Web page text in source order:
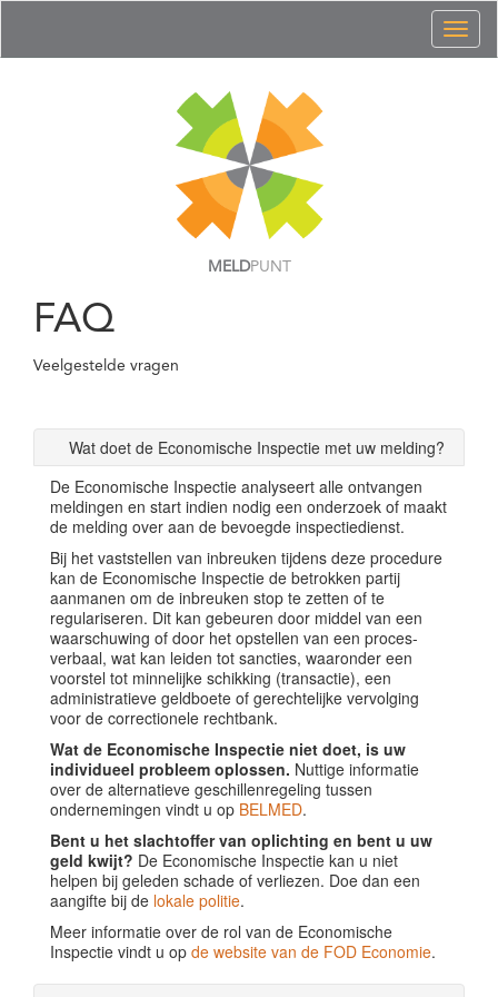
MELDPUNT
FAQ
Veelgestelde vragen
Wat doet de Economische Inspectie met uw melding?
De Economische Inspectie analyseert alle ontvangen
meldingen en start indien nodig een onderzoek of maakt
de melding over aan de bevoegde inspectiedienst.
Bij het vaststellen van inbreuken tijdens deze procedure
kan de Economische Inspectie de betrokken partij
aanmanen om de inbreuken stop te zetten of te
regulariseren. Dit kan gebeuren door middel van een
waarschuwing of door het opstellen van een proces-
verbaal, wat kan leiden tot sancties, waaronder een
voorstel tot minnelijke schikking (transactie), een
administratieve geldboete of gerechtelijke vervolging
voor de correctionele rechtbank.
Wat de Economische Inspectie niet doet, is uw
individueel probleem oplossen. Nuttige informatie
over de alternatieve geschillenregeling tussen
ondernemingen vindt u op BELMED.
Bent u het slachtoffer van oplichting en bent u uw
geld kwijt? De Economische Inspectie kan u niet
helpen bij geleden schade of verliezen. Doe dan een
aangifte bij de lokale politie.
Meer informatie over de rol van de Economische
Inspectie vindt u op de website van de FOD Economie.